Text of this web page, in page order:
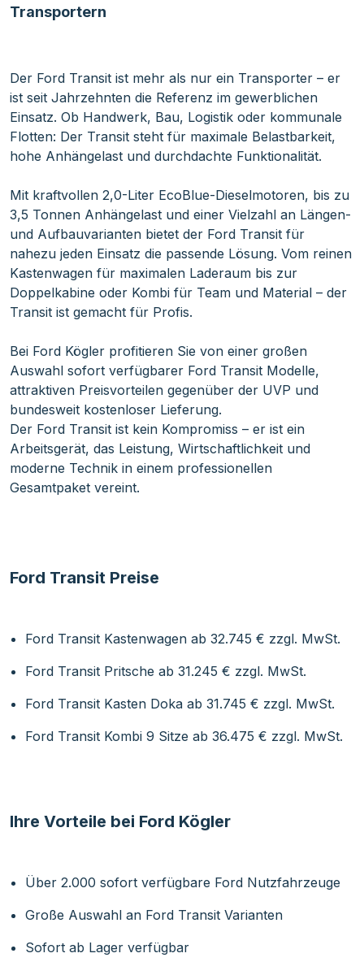
Transportern
Der Ford Transit ist mehr als nur ein Transporter – er
ist seit Jahrzehnten die Referenz im gewerblichen
Einsatz. Ob Handwerk, Bau, Logistik oder kommunale
Flotten: Der Transit steht für maximale Belastbarkeit,
hohe Anhängelast und durchdachte Funktionalität.
Mit kraftvollen 2,0-Liter EcoBlue-Dieselmotoren, bis zu
3,5 Tonnen Anhängelast und einer Vielzahl an Längen-
und Aufbauvarianten bietet der Ford Transit für
nahezu jeden Einsatz die passende Lösung. Vom reinen
Kastenwagen für maximalen Laderaum bis zur
Doppelkabine oder Kombi für Team und Material – der
Transit ist gemacht für Profis.
Bei Ford Kögler profitieren Sie von einer großen
Auswahl sofort verfügbarer Ford Transit Modelle,
attraktiven Preisvorteilen gegenüber der UVP und
bundesweit kostenloser Lieferung.
Der Ford Transit ist kein Kompromiss – er ist ein
Arbeitsgerät, das Leistung, Wirtschaftlichkeit und
moderne Technik in einem professionellen
Gesamtpaket vereint.
Ford Transit Preise
Ford Transit Kastenwagen ab 32.745 € zzgl. MwSt.
Ford Transit Pritsche ab 31.245 € zzgl. MwSt.
Ford Transit Kasten Doka ab 31.745 € zzgl. MwSt.
Ford Transit Kombi 9 Sitze ab 36.475 € zzgl. MwSt.
Ihre Vorteile bei Ford Kögler
Über 2.000 sofort verfügbare Ford Nutzfahrzeuge
Große Auswahl an Ford Transit Varianten
Sofort ab Lager verfügbar